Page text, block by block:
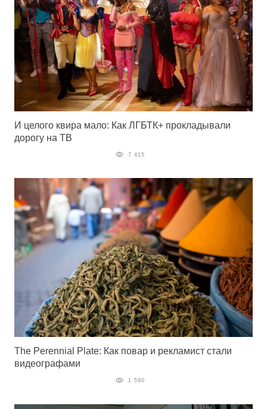
И целого квира мало: Как ЛГБТК+ прокладывали
дорогу на ТВ
7 415
The Perennial Plate: Как повар и рекламист стали
видеографами
1 590